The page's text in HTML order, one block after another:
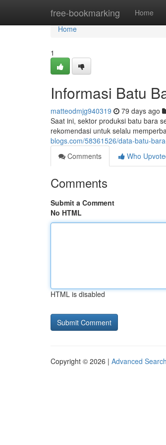
free-bookmarking Home
Home
Home
1
Informasi Batu
matteodmjg940319 79 days ago
Saat ini, sektor produksi batu bara
rekomendasi untuk selalu
blogs.com/58361526/data-batu-
Comments
Who
Comments
Submit a Comment
No HTML
HTML is disabled
Copyright © 2026 | Advanced Search